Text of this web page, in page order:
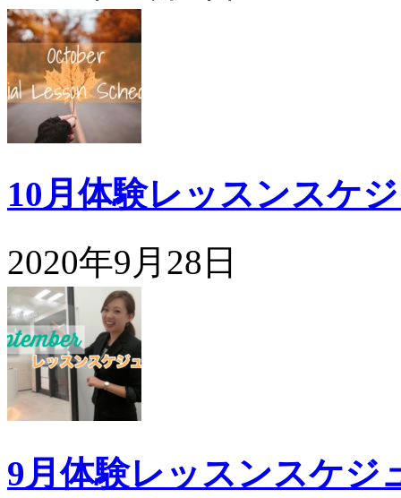
10月体験レッスンスケ
2020年9月28日
9月体験レッスンスケジ